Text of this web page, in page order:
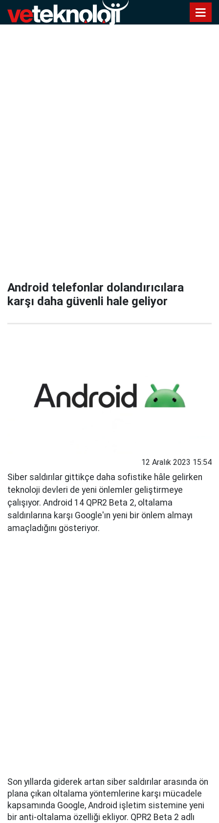
Android telefonlar dolandırıcılara
karşı daha güvenli hale geliyor
12 Aralık 2023 15:54
Siber saldırılar gittikçe daha sofistike hâle gelirken
teknoloji devleri de yeni önlemler geliştirmeye
çalışıyor. Android 14 QPR2 Beta 2, oltalama
saldırılarına karşı Google'ın yeni bir önlem almayı
amaçladığını gösteriyor.
Son yıllarda giderek artan siber saldırılar arasında ön
plana çıkan oltalama yöntemlerine karşı mücadele
kapsamında Google, Android işletim sistemine yeni
bir anti-oltalama özelliği ekliyor. QPR2 Beta 2 adlı